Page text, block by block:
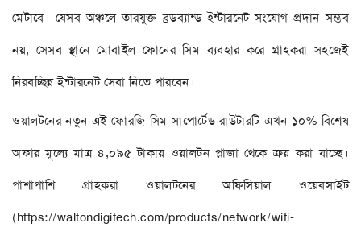
মেটাবে। যেসব অঞ্চলে তারযুক্ত ব্রডব্যান্ড ইন্টারনেট সংযোগ প্রদান সম্ভব
নয়, সেসব স্থানে মোবাইল ফোনের সিম ব্যবহার করে গ্রাহকরা সহজেই
নিরবচ্ছিন্ন ইন্টারনেট সেবা নিতে পারবেন।
ওয়ালটনের নতুন এই ফোরজি সিম সাপোর্টেড রাউটারটি এখন ১০% বিশেষ
অফার মূল্যে মাত্র ৪,০৯৫ টাকায় ওয়ালটন প্লাজা থেকে ক্রয় করা যাচ্ছে।
পাশাপাশি গ্রাহকরা ওয়ালটনের অফিসিয়াল ওয়েবসাইট
(https://waltondigitech.com/products/network/wifi-